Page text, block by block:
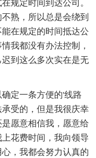
规定时间到达公司。
熟，所以总是会绕到
在规定的时间抵达公
我都没有办法控制，
到这么多次实在是无
定一条方便的'线路
受的，但是我很庆幸
愿意相信我，愿意给
花费时间，我向领导
，我都会努力认真的